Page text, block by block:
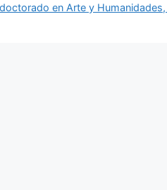
en Arte y